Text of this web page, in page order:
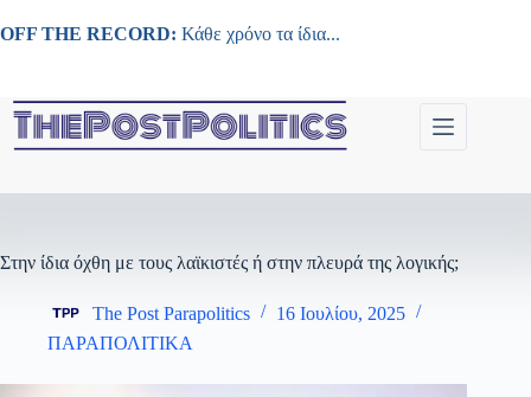
στο
OFF THE RECORD: Κάθε χρόνο τα ίδια...
Στην ίδια όχθη με τους λαϊκιστές ή στην πλευρά της λογικής;
The Post Parapolitics
16 Ιουλίου, 2025
ΠΑΡΑΠΟΛΙΤΙΚΑ